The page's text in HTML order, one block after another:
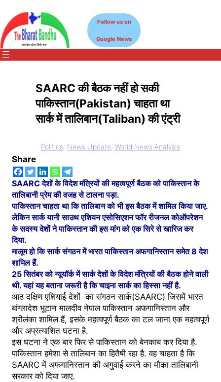
content
Follow us on
Google News
SAARC की बैठक नहीं हो सकी
पाकिस्तान(Pakistan) चाहता था
सार्क में तालिबान(Taliban) की एंट्री
Politics, News Update, World News Analysis
Share
SAARC देशों के विदेश मंत्रियों की महत्वपूर्ण बैठक को पाकिस्तान के
तालिबानी प्रेम की वजह से टालना पड़ा.
पाकिस्तान चाहता था कि तालिबान को भी इस बैठक में शामिल किया जाए.
लेकिन सार्क यानी साउथ एशियन एसोसिएशन फॉर रीजनल कोऑपरेशन
के सदस्य देशों ने पाकिस्तान की इस मांग को एक सिरे से खारिज कर
दिया.
मालूम हो कि सार्क संगठन में भारत पाकिस्तान अफगानिस्तान समेत 8 देश
शामिल हैं.
25 सितंबर को न्यूयॉर्क में सार्क देशों के विदेश मंत्रियों की बैठक होने वाली
थी. यहां यह बताना जरूरी है कि चाइना सार्क का हिस्सा नहीं है.
आठ दक्षिण एशियाई देशों का संगठन सार्क(SAARC) जिसमें भारत
बांग्लादेश भूटान मालदीव नेपाल पाकिस्तान अफगानिस्तान और
श्रीलंका शामिल हैं, इसके महत्वपूर्ण बैठक का टल जाना एक महत्वपूर्ण
और अप्रत्याशित घटना है.
इस घटना ने एक बार फिर से पाकिस्तान को बेनकाब कर दिया है.
पाकिस्तान हमेशा से तालिबान का हितैषी रहा है. वह चाहता है कि
SAARC में अफगानिस्तान की अगुवाई करने का मौका तालिबानी
सरकार को दिया जाए.